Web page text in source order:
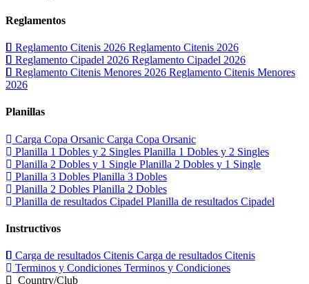
Reglamentos
Reglamento Citenis 2026 Reglamento Citenis 2026
Reglamento Cipadel 2026 Reglamento Cipadel 2026
Reglamento Citenis Menores 2026 Reglamento Citenis Menores
2026
Planillas
Carga Copa Orsanic Carga Copa Orsanic
Planilla 1 Dobles y 2 Singles Planilla 1 Dobles y 2 Singles
Planilla 2 Dobles y 1 Single Planilla 2 Dobles y 1 Single
Planilla 3 Dobles Planilla 3 Dobles
Planilla 2 Dobles Planilla 2 Dobles
Planilla de resultados Cipadel Planilla de resultados Cipadel
Instructivos
Carga de resultados Citenis Carga de resultados Citenis
Terminos y Condiciones Terminos y Condiciones
Country/Club